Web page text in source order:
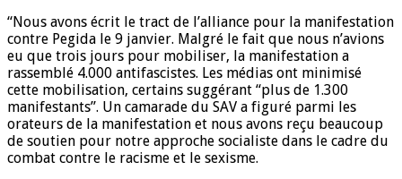
‘‘Nous avons écrit le tract de l’alliance pour la manifestation
contre Pegida le 9 janvier. Malgré le fait que nous n’avions
eu que trois jours pour mobiliser, la manifestation a
rassemblé 4.000 antifascistes. Les médias ont minimisé
cette mobilisation, certains suggérant ‘‘plus de 1.300
manifestants’’. Un camarade du SAV a figuré parmi les
orateurs de la manifestation et nous avons reçu beaucoup
de soutien pour notre approche socialiste dans le cadre du
combat contre le racisme et le sexisme.